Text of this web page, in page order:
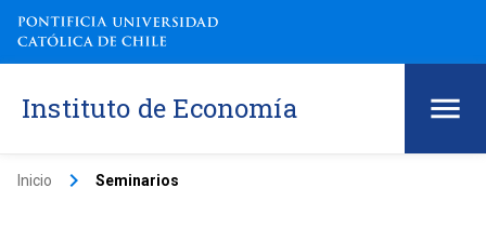
Instituto de Economía
Inicio keyboard_arrow_right Seminarios